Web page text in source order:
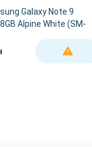
Galaxy Note 9
Alpine White (SM-
ДЕТАЛЬНІШЕ